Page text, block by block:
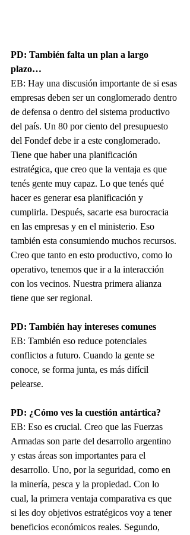
PD: También falta un plan a largo
plazo…
EB: Hay una discusión importante de si esas
empresas deben ser un conglomerado dentro
de defensa o dentro del sistema productivo
del país. Un 80 por ciento del presupuesto
del Fondef debe ir a este conglomerado.
Tiene que haber una planificación
estratégica, que creo que la ventaja es que
tenés gente muy capaz. Lo que tenés qué
hacer es generar esa planificación y
cumplirla. Después, sacarte esa burocracia
en las empresas y en el ministerio. Eso
también esta consumiendo muchos recursos.
Creo que tanto en esto productivo, como lo
operativo, tenemos que ir a la interacción
con los vecinos. Nuestra primera alianza
tiene que ser regional.
PD: También hay intereses comunes
EB: También eso reduce potenciales
conflictos a futuro. Cuando la gente se
conoce, se forma junta, es más difícil
pelearse.
PD: ¿Cómo ves la cuestión antártica?
EB: Eso es crucial. Creo que las Fuerzas
Armadas son parte del desarrollo argentino
y estas áreas son importantes para el
desarrollo. Uno, por la seguridad, como en
la minería, pesca y la propiedad. Con lo
cual, la primera ventaja comparativa es que
si les doy objetivos estratégicos voy a tener
beneficios económicos reales. Segundo,